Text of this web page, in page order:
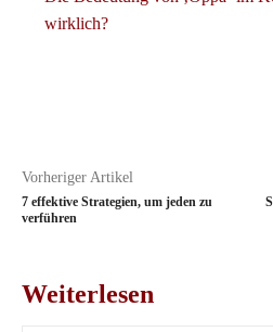
wirklich?
Vorheriger Artikel
7 effektive Strategien, um jeden zu
verführen
Weiterlesen